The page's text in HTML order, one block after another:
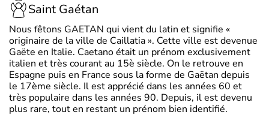
Saint Gaétan
Nous fêtons GAETAN qui vient du latin et signifie «
originaire de la ville de Caillatia ». Cette ville est devenue
Gaëte en Italie. Caetano était un prénom exclusivement
italien et très courant au 15è siècle. On le retrouve en
Espagne puis en France sous la forme de Gaëtan depuis
le 17ème siècle. Il est apprécié dans les années 60 et
très populaire dans les années 90. Depuis, il est devenu
plus rare, tout en restant un prénom bien identifié.